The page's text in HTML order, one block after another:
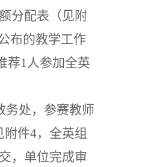
分配表（见附
布的教学工作
荐1人参加全英
务处，参赛教师
件4， 全英组
，单位完成审